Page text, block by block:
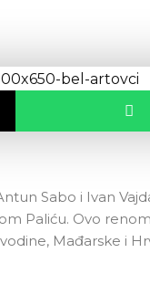
Sabo i Ivan
Paliću. Ovo
Mađarske i